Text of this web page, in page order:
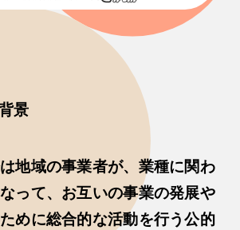
景
地域の事業者が、業種に関わ
って、お互いの事業の発展や
めに総合的な活動を行う公的